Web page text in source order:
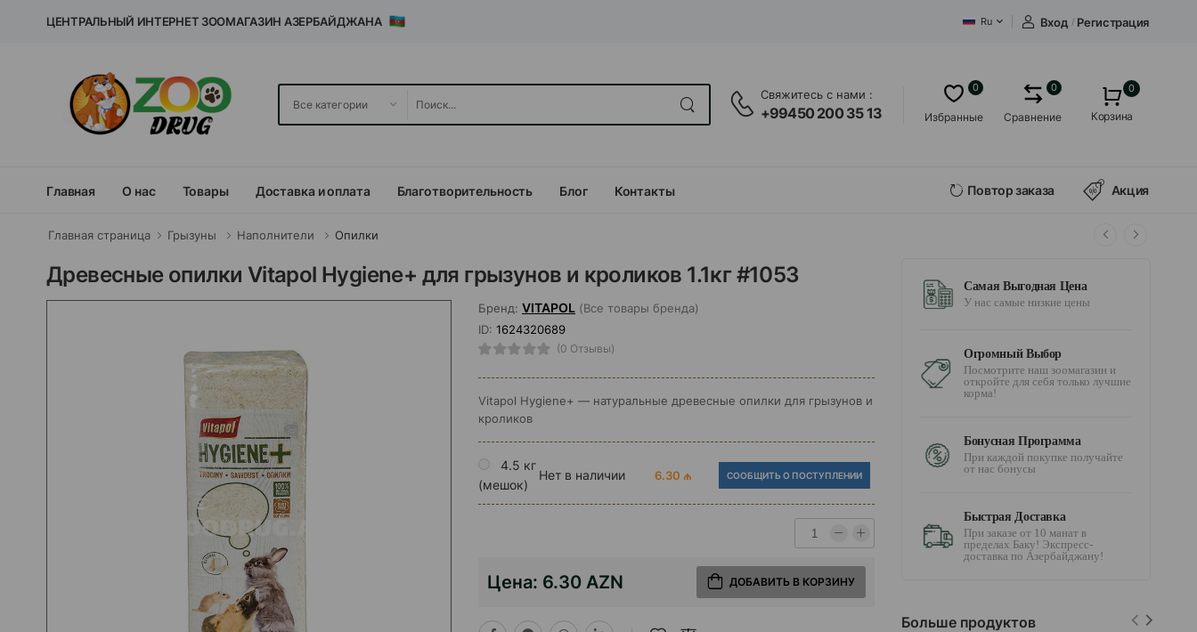
ЦЕНТРАЛЬНЫЙ ИНТЕРНЕТ ЗООМАГАЗИН АЗЕРБАЙДЖАНА Ru Вход / Регистрация
Свяжитесь с нами :
+99450 200 35 13 Избранные
0
Сравнение
0 0
Корзина
Главная О нас Товары Доставка и оплата Благотворительность Блог Контакты Повтор заказа Акция
Главная страница Грызуны Наполнители Опилки
Древесные опилки Vitapol Hygiene+ для грызунов и кроликов 1.1кг #1053
Бренд: VITAPOL (Все товары бренда)
ID: 1624320689
(0 Отзывы)
Vitapol Hygiene+ — натуральные древесные опилки для грызунов и
кроликов
4.5 кг
(мешок)
Нет в наличии 6.30 ₼ СООБЩИТЬ О ПОСТУПЛЕНИИ
Цена: 6.30 AZN ДОБАВИТЬ В КОРЗИНУ
Самая Выгодная Цена
У нас самые низкие цены
Огромный Выбор
Посмотрите наш зоомагазин и
откройте для себя только лучшие
корма!
Бонусная Программа
При каждой покупке получайте
от нас бонусы
Быстрая Доставка
При заказе от 10 манат в
пределах Баку! Экспресс-
доставка по Азербайджану!
Больше продуктов